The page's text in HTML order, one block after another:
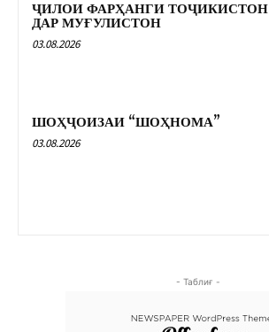
ҶИЛОИ ФАРҲАНГИ ТОҶИКИСТОН
ДАР МУҒУЛИСТОН
03.08.2026
ШОҲҶОИЗАИ “ШОҲНОМА”
03.08.2026
- Таблиғ -